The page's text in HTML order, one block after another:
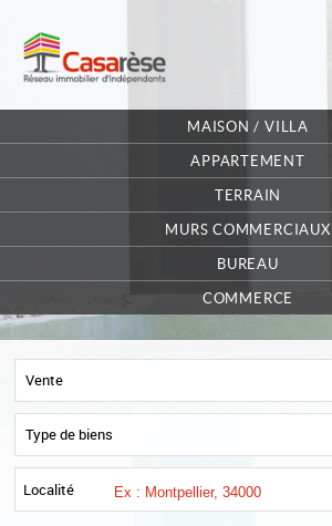
NOUS CONTACTER
MAISON / VILLA
APPARTEMENT
TERRAIN
MURS COMMERCIAUX
BUREAU
COMMERCE
Vente
Type de biens
Localité